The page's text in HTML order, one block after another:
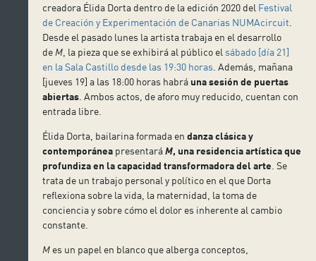
creadora Élida Dorta dentro de la edición 2020 del Festival
de Creación y Experimentación de Canarias NUMAcircuit
Desde el pasado lunes la artista trabaja en el desarrollo
de M , la pieza que se exhibirá al público el sábado [día 21]
en la Sala Castillo desde las 19:30 horas . Además, mañana
[jueves 19] a las 18:00 horas habrá una sesión de puertas
abiertas . Ambos actos, de aforo muy reducido, cuentan con
entrada libre.
Élida Dorta, bailarina formada endanza clásica y
contemporánea presentará M, una residencia artística que
profundiza en la capacidad transformadora del arte . Se
trata de un trabajo personal y político en el que Dorta
reflexiona sobre la vida, la maternidad, la toma de
conciencia y sobre cómo el dolor es inherente al cambio
constante.
M es un papel en blanco que alberga conceptos,